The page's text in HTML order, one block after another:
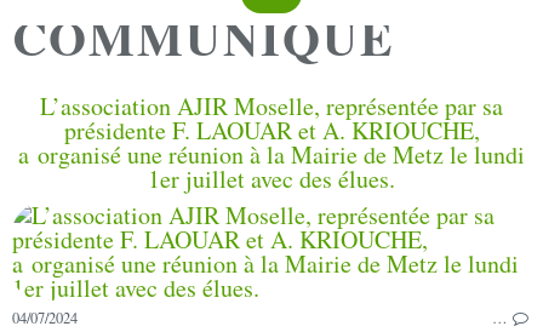
COMMUNIQUE
L’association AJIR Moselle, représentée par sa
présidente F. LAOUAR et A. KRIOUCHE,
a organisé une réunion à la Mairie de Metz le lundi
1er juillet avec des élues.
04/07/2024 …